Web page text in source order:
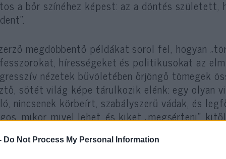
Do Not Process My Personal Information
a bőr színéhez képest: az a döntés született,
megdöbbentő példákat sorol fel, hogyan
hírességeket és politikusokat az
nézetek bűvöletében őrjöngő tömegek
sötét világ képe tárulkozik elénk: egy olyan
nincsenek körbeírt, szabályszerű vádak, és
mikor, mivel lehet, és kiket „megsérteni”,
el a bocsánatkérést. Rossz szavak és
és emberek, a tömeg pedig – írja Murray –